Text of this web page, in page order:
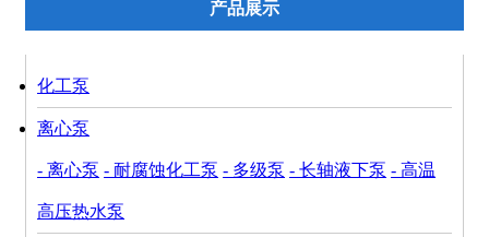
产品展示
化工泵
离心泵
- 离心泵 - 耐腐蚀化工泵 - 多级泵 - 长轴液下泵 - 高温
高压热水泵